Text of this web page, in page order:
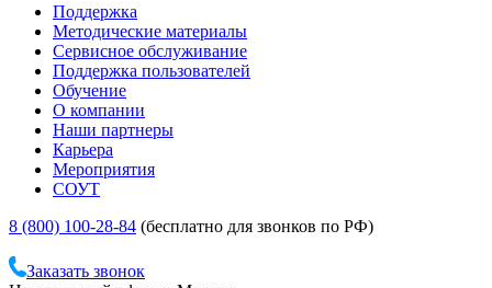
Поддержка
Методические материалы
Сервисное обслуживание
Поддержка пользователей
Обучение
О компании
Наши партнеры
Карьера
Мероприятия
СОУТ
8 (800) 100-28-84 (бесплатно для звонков по РФ)
Заказать звонок